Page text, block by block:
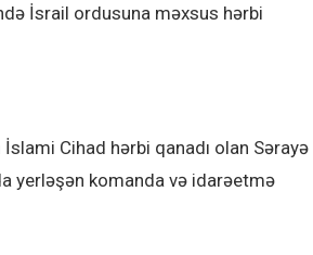
İsrail ordusuna məxsus hərbi
Cihad hərbi qanadı olan Sərayə
yerləşən komanda və idarəetmə